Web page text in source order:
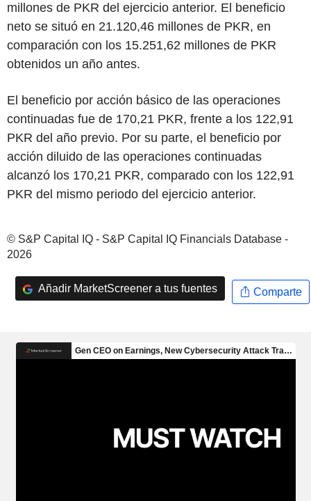
millones de PKR del ejercicio anterior. El beneficio
neto se situó en 21.120,46 millones de PKR, en
comparación con los 15.251,62 millones de PKR
obtenidos un año antes.
El beneficio por acción básico de las operaciones
continuadas fue de 170,21 PKR, frente a los 122,91
PKR del año previo. Por su parte, el beneficio por
acción diluido de las operaciones continuadas
alcanzó los 170,21 PKR, comparado con los 122,91
PKR del mismo periodo del ejercicio anterior.
© S&P Capital IQ - S&P Capital IQ Financials Database -
2026
Añadir MarketScreener a tus fuentes Comparte